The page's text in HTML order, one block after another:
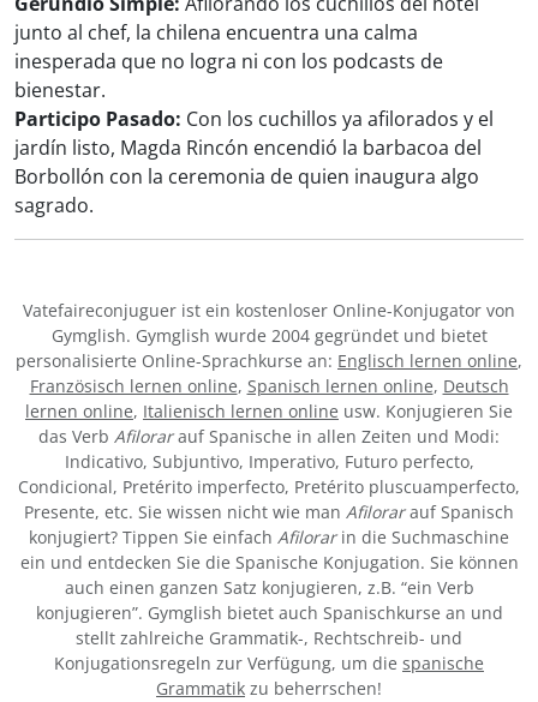
junto al chef, la chilena encuentra una calma
inesperada que no logra ni con los podcasts de
bienestar.
Participo Pasado: Con los cuchillos ya afilorados y el
jardín listo, Magda Rincón encendió la barbacoa del
Borbollón con la ceremonia de quien inaugura algo
sagrado.
Vatefaireconjuguer ist ein kostenloser Online-Konjugator von
Gymglish. Gymglish wurde 2004 gegründet und bietet
personalisierte Online-Sprachkurse an: Englisch lernen online,
Französisch lernen online, Spanisch lernen online, Deutsch
lernen online, Italienisch lernen online usw. Konjugieren Sie
das Verb Afilorarauf Spanische in allen Zeiten und Modi:
Indicativo, Subjuntivo, Imperativo, Futuro perfecto,
Condicional, Pretérito imperfecto, Pretérito pluscuamperfecto,
Presente, etc. Sie wissen nicht wie man Afilorarauf Spanisch
konjugiert? Tippen Sie einfach Afilorarin die Suchmaschine
ein und entdecken Sie die Spanische Konjugation. Sie können
auch einen ganzen Satz konjugieren, z.B. “ein Verb
konjugieren”. Gymglish bietet auch Spanischkurse an und
stellt zahlreiche Grammatik-, Rechtschreib- und
Konjugationsregeln zur Verfügung, um die spanische
Grammatik zu beherrschen!